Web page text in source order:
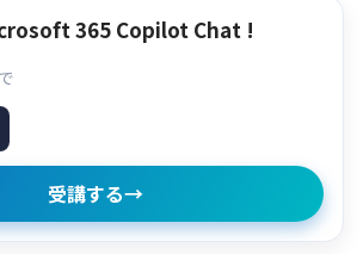
365 Copilot Chat !
受講する→